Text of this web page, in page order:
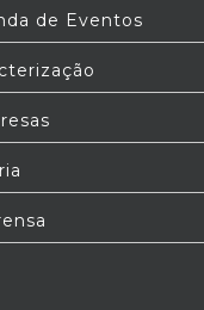
de Eventos